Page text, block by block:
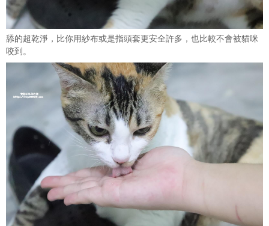
舔的超乾淨，比你用紗布或是指頭套更安全許多，也比較不會被貓咪
咬到。